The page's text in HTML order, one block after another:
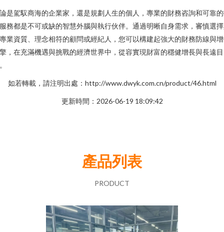
是駕馭商海的企業家，還是規劃人生的個人，專業的財務咨詢和可靠
務都是不可或缺的智慧外腦與執行伙伴。通過明晰自身需求，審慎選
業資質、理念相符的顧問或經紀人，您可以構建起強大的財務防線與
，在充滿機遇與挑戰的經濟世界中，從容實現財富的穩健增長與長遠目
如若轉載，請注明出處：http://www.dwyk.com.cn/product/46.html
更新時間：2026-06-19 18:09:42
產品列表
PRODUCT